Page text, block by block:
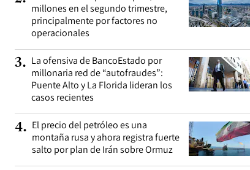
millones en el segundo trimestre,
principalmente por factores no
operacionales
3. La ofensiva de BancoEstado por
millonaria red de “autofraudes”:
Puente Alto y La Florida lideran los
casos recientes
4. El precio del petróleo es una
montaña rusa y ahora registra fuerte
salto por plan de Irán sobre Ormuz